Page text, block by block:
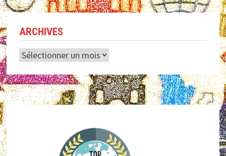
ARCHIVES
Archives